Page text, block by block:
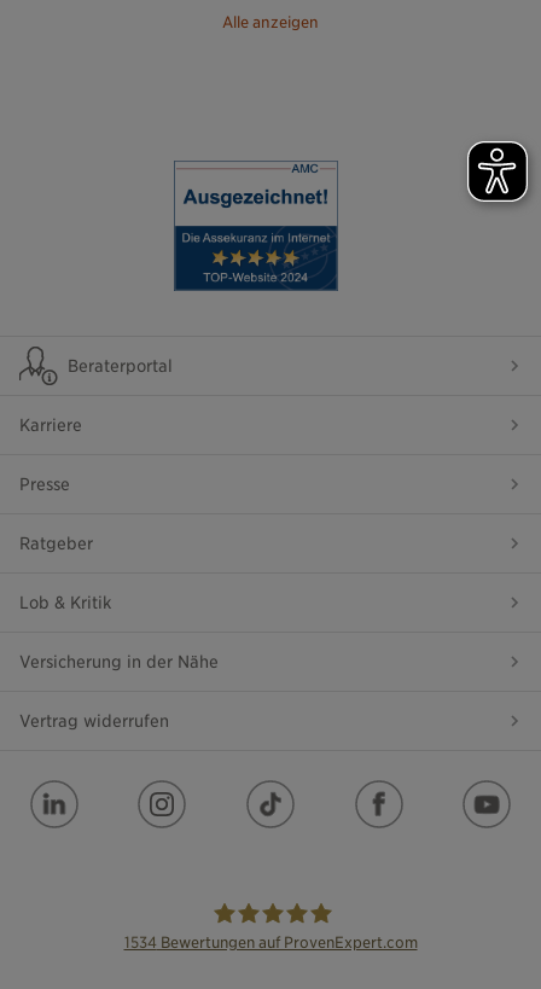
Alle anzeigen
Beraterportal
Karriere
Presse
Ratgeber
Lob & Kritik
Versicherung in der Nähe
Vertrag widerrufen
1534 Bewertungen auf ProvenExpert.com